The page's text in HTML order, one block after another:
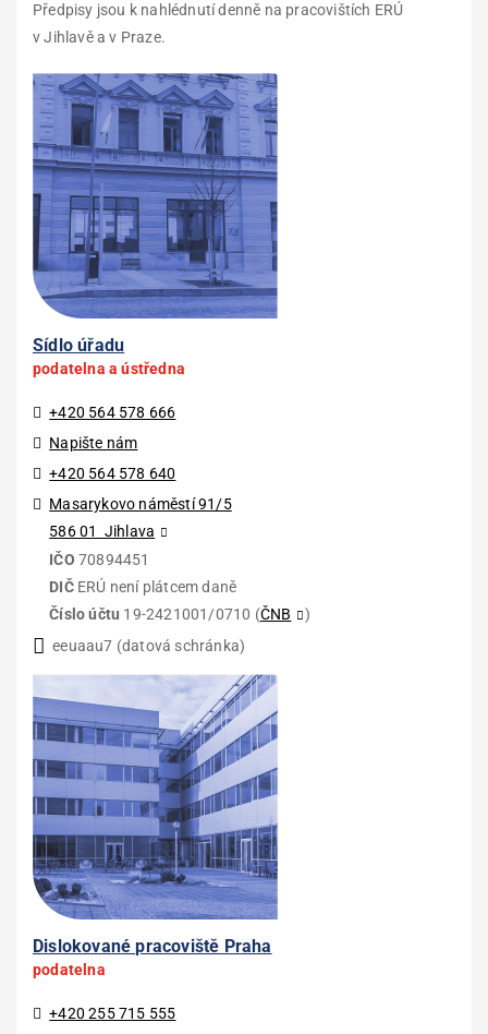
Předpisy jsou k nahlédnutí denně na pracovištích ERÚ
v Jihlavě a v Praze.
Sídlo úřadu
podatelna a ústředna
+420 564 578 666
Napište nám
+420 564 578 640
Masarykovo náměstí 91/5
586 01 Jihlava
IČO70894451
DIČ ERÚ není plátcem daně
Číslo účtu 19-2421001/0710 (ČNB
)
eeuaau7 (datová schránka)
Dislokované pracoviště Praha
podatelna
+420 255 715 555